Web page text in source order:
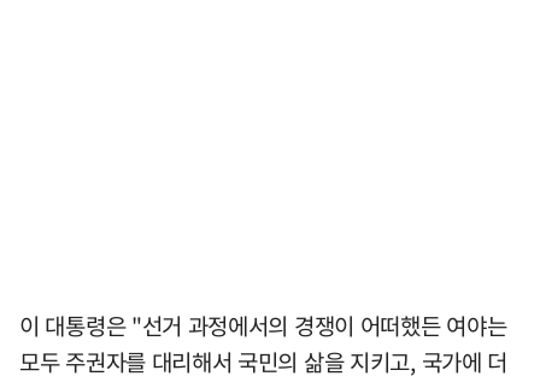
이 대통령은 "선거 과정에서의 경쟁이 어떠했든 여야는
모두 주권자를 대리해서 국민의 삶을 지키고, 국가에 더